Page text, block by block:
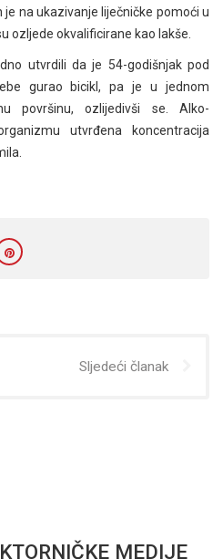
na ukazivanje liječničke pomoći u
ozljede okvalificirane kao lakše.
utvrdili da je 54-godišnjak pod
gurao bicikl, pa je u jednom
površinu, ozlijedivši se. Alko-
utvrđena koncentracija
Sljedeći članak
MEDIJE